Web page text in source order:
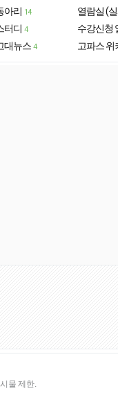
아리 14
터디 4
대뉴스 4
열람실 (
수강신청
고파스 위
물 제한.